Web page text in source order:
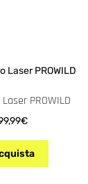
PROWILD
€